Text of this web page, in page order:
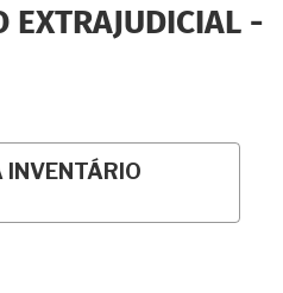
EXTRAJUDICIAL -
INVENTÁRIO